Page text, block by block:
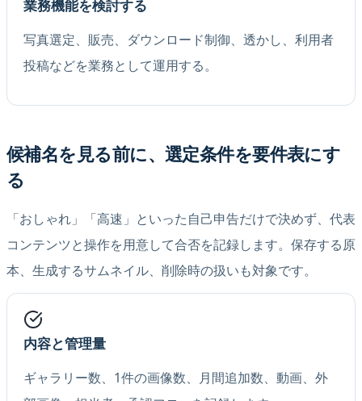
業務機能を検討する
写真選定、販売、ダウンロード制御、透かし、利用者
投稿などを業務として運用する。
候補名を見る前に、選定条件を要件表にす
る
「おしゃれ」「高速」といった自己申告だけで決めず、代表
コンテンツと操作を用意して合否を記録します。保存する原
本、生成するサムネイル、削除時の扱いも対象です。
内容と管理量
ギャラリー数、1件の画像数、月間追加数、動画、外